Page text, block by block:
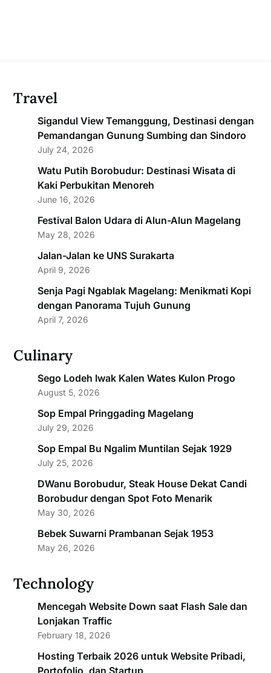
Travel
Sigandul View Temanggung, Destinasi dengan
Pemandangan Gunung Sumbing dan Sindoro
July 24, 2026
Watu Putih Borobudur: Destinasi Wisata di
Kaki Perbukitan Menoreh
June 16, 2026
Festival Balon Udara di Alun-Alun Magelang
May 28, 2026
Jalan-Jalan ke UNS Surakarta
April 9, 2026
Senja Pagi Ngablak Magelang: Menikmati Kopi
dengan Panorama Tujuh Gunung
April 7, 2026
Culinary
Sego Lodeh Iwak Kalen Wates Kulon Progo
August 5, 2026
Sop Empal Pringgading Magelang
July 29, 2026
Sop Empal Bu Ngalim Muntilan Sejak 1929
July 25, 2026
DWanu Borobudur, Steak House Dekat Candi
Borobudur dengan Spot Foto Menarik
May 30, 2026
Bebek Suwarni Prambanan Sejak 1953
May 26, 2026
Technology
Mencegah Website Down saat Flash Sale dan
Lonjakan Traffic
February 18, 2026
Hosting Terbaik 2026 untuk Website Pribadi,
Portofolio, dan Startup